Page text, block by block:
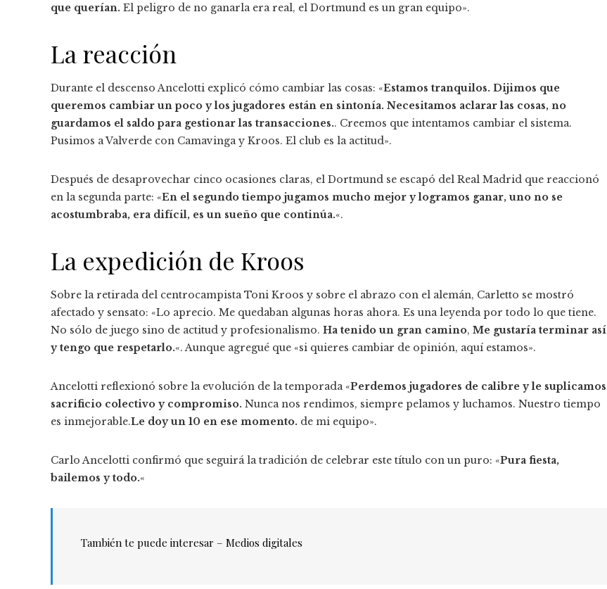
que querían. El peligro de no ganarla era real, el Dortmund es un gran equipo».
La reacción
Durante el descenso Ancelotti explicó cómo cambiar las cosas: «Estamos tranquilos. Dijimos que
queremos cambiar un poco y los jugadores están en sintonía. Necesitamos aclarar las cosas, no
guardamos el saldo para gestionar las transacciones.. Creemos que intentamos cambiar el sistema.
Pusimos a Valverde con Camavinga y Kroos. El club es la actitud».
Después de desaprovechar cinco ocasiones claras, el Dortmund se escapó del Real Madrid que reaccionó
en la segunda parte: «En el segundo tiempo jugamos mucho mejor y logramos ganar, uno no se
acostumbraba, era difícil, es un sueño que continúa.«.
La expedición de Kroos
Sobre la retirada del centrocampista Toni Kroos y sobre el abrazo con el alemán, Carletto se mostró
afectado y sensato: «Lo aprecio. Me quedaban algunas horas ahora. Es una leyenda por todo lo que tiene.
No sólo de juego sino de actitud y profesionalismo. Ha tenido un gran camino, Me gustaría terminar así
y tengo que respetarlo.«. Aunque agregué que «si quieres cambiar de opinión, aquí estamos».
Ancelotti reflexionó sobre la evolución de la temporada «Perdemos jugadores de calibre y le suplicamos
sacrificio colectivo y compromiso. Nunca nos rendimos, siempre pelamos y luchamos. Nuestro tiempo
es inmejorable.Le doy un 10 en ese momento. de mi equipo».
Carlo Ancelotti confirmó que seguirá la tradición de celebrar este título con un puro: «Pura fiesta,
bailemos y todo.«
También te puede interesar – Medios digitales